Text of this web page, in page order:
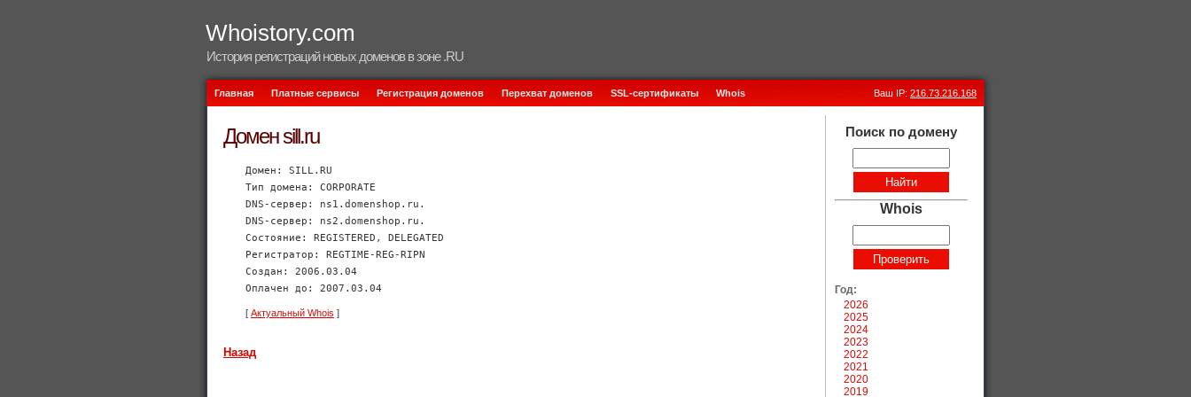
Whoistory.com
История регистраций новых доменов в зоне .RU
Главная Платные сервисы Регистрация доменов Перехват доменов SSL-сертификаты Whois Ваш IP: 216.73.216.168
Домен sill.ru
Домен: SILL.RU
Тип домена: CORPORATE
DNS-сервер: ns1.domenshop.ru.
DNS-сервер: ns2.domenshop.ru.
Состояние: REGISTERED, DELEGATED
Регистратор: REGTIME-REG-RIPN
Создан: 2006.03.04
Оплачен до: 2007.03.04
[ Актуальный Whois ]
Назад
Поиск по домену
Whois
Год:
2026
2025
2024
2023
2022
2021
2020
2019